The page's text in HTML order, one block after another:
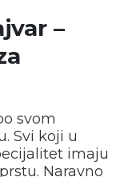
–
svom
Svi koji u
imaju
Naravno